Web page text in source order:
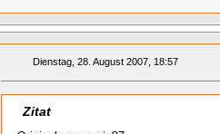
Dienstag, 28. August 2007, 18:57
Zitat